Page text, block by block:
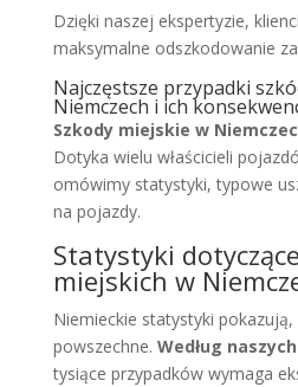
Dzięki naszej ekspertyzie,
maksymalne odszkodowanie
Najczęstsze przypadki
Niemczech i ich
Szkody miejskie w
Dotyka wielu właścicieli
omówimy statystyki, typowe
na pojazdy.
Statystyki
miejskich w
Niemieckie statystyki
powszechne. Według
tysiące przypadków wymaga